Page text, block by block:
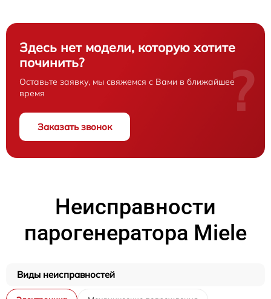
Здесь нет модели, которую хотите
починить?
Оставьте заявку, мы свяжемся с Вами в ближайшее
время
Заказать звонок
?
Неисправности
парогенератора Miele
Виды неисправностей